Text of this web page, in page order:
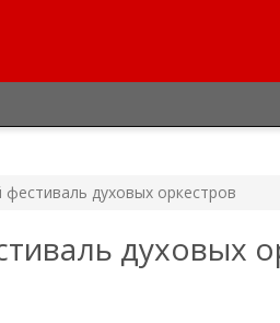
духовых оркестров
духовых